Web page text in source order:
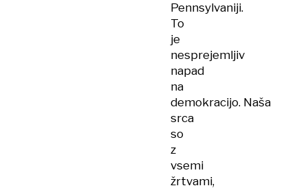
Pennsylvaniji.
To
je
nesprejemljiv
napad
na
demokracijo. Naša
srca
so
z
vsemi
žrtvami,